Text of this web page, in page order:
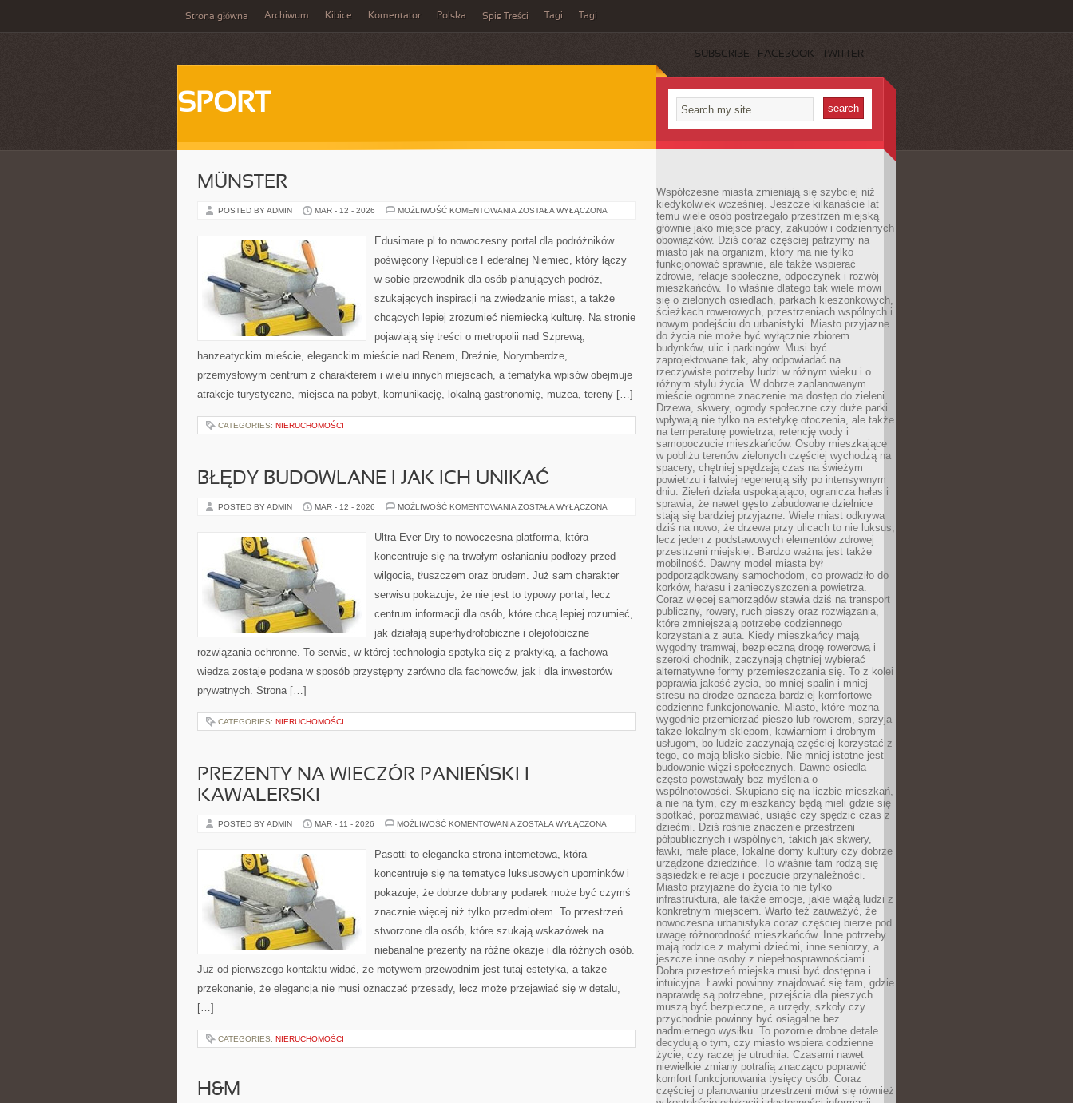
Strona główna Archiwum Kibice Komentator Polska Spis Treści Tagi Tagi
SUBSCRIBE FACEBOOK TWITTER
SPORT
MÜNSTER
POSTED BY ADMIN MAR - 12 - 2026 MOŻLIWOŚĆ KOMENTOWANIA MÜNSTER
ZOSTAŁA WYŁĄCZONA
Edusimare.pl to nowoczesny portal dla podróżników
poświęcony Republice Federalnej Niemiec, który łączy
w sobie przewodnik dla osób planujących podróż,
szukających inspiracji na zwiedzanie miast, a także
chcących lepiej zrozumieć niemiecką kulturę. Na stronie
pojawiają się treści o metropolii nad Szprewą,
hanzeatyckim mieście, eleganckim mieście nad Renem, Dreźnie, Norymberdze,
przemysłowym centrum z charakterem i wielu innych miejscach, a tematyka wpisów obejmuje
atrakcje turystyczne, miejsca na pobyt, komunikację, lokalną gastronomię, muzea, tereny […]
CATEGORIES: NIERUCHOMOŚCI
BŁĘDY BUDOWLANE I JAK ICH UNIKAĆ
POSTED BY ADMIN MAR - 12 - 2026 MOŻLIWOŚĆ KOMENTOWANIA BŁĘDY
JAK
ICH
ZOSTAŁA WYŁĄCZONA
Ultra-Ever Dry to nowoczesna platforma, która
koncentruje się na trwałym osłanianiu podłoży przed
wilgocią, tłuszczem oraz brudem. Już sam charakter
serwisu pokazuje, że nie jest to typowy portal, lecz
centrum informacji dla osób, które chcą lepiej rozumieć,
jak działają superhydrofobiczne i olejofobiczne
rozwiązania ochronne. To serwis, w której technologia spotyka się z praktyką, a fachowa
wiedza zostaje podana w sposób przystępny zarówno dla fachowców, jak i dla inwestorów
prywatnych. Strona […]
CATEGORIES: NIERUCHOMOŚCI
PREZENTY NA WIECZÓR PANIEŃSKI I
KAWALERSKI
POSTED BY ADMIN MAR - 11 - 2026 MOŻLIWOŚĆ KOMENTOWANIA PREZENTY
PANIEŃSKI
I
ZOSTAŁA WYŁĄCZONA
Pasotti to elegancka strona internetowa, która
koncentruje się na tematyce luksusowych upominków i
pokazuje, że dobrze dobrany podarek może być czymś
znacznie więcej niż tylko przedmiotem. To przestrzeń
stworzone dla osób, które szukają wskazówek na
niebanalne prezenty na różne okazje i dla różnych osób.
Już od pierwszego kontaktu widać, że motywem przewodnim jest tutaj estetyka, a także
przekonanie, że elegancja nie musi oznaczać przesady, lecz może przejawiać się w detalu,
[…]
CATEGORIES: NIERUCHOMOŚCI
H&M
Współczesne miasta zmieniają się szybciej niż
kiedykolwiek wcześniej. Jeszcze kilkanaście lat
temu wiele osób postrzegało przestrzeń miejską
głównie jako miejsce pracy, zakupów i codziennych
obowiązków. Dziś coraz częściej patrzymy na
miasto jak na organizm, który ma nie tylko
funkcjonować sprawnie, ale także wspierać
zdrowie, relacje społeczne, odpoczynek i rozwój
mieszkańców. To właśnie dlatego tak wiele mówi
się o zielonych osiedlach, parkach kieszonkowych,
ścieżkach rowerowych, przestrzeniach wspólnych i
nowym podejściu do urbanistyki. Miasto przyjazne
do życia nie może być wyłącznie zbiorem
budynków, ulic i parkingów. Musi być
zaprojektowane tak, aby odpowiadać na
rzeczywiste potrzeby ludzi w różnym wieku i o
różnym stylu życia. W dobrze zaplanowanym
mieście ogromne znaczenie ma dostęp do zieleni.
Drzewa, skwery, ogrody społeczne czy duże parki
wpływają nie tylko na estetykę otoczenia, ale także
na temperaturę powietrza, retencję wody i
samopoczucie mieszkańców. Osoby mieszkające
w pobliżu terenów zielonych częściej wychodzą na
spacery, chętniej spędzają czas na świeżym
powietrzu i łatwiej regenerują siły po intensywnym
dniu. Zieleń działa uspokajająco, ogranicza hałas i
sprawia, że nawet gęsto zabudowane dzielnice
stają się bardziej przyjazne. Wiele miast odkrywa
dziś na nowo, że drzewa przy ulicach to nie luksus,
lecz jeden z podstawowych elementów zdrowej
przestrzeni miejskiej. Bardzo ważna jest także
mobilność. Dawny model miasta był
podporządkowany samochodom, co prowadziło do
korków, hałasu i zanieczyszczenia powietrza.
Coraz więcej samorządów stawia dziś na transport
publiczny, rowery, ruch pieszy oraz rozwiązania,
które zmniejszają potrzebę codziennego
korzystania z auta. Kiedy mieszkańcy mają
wygodny tramwaj, bezpieczną drogę rowerową i
szeroki chodnik, zaczynają chętniej wybierać
alternatywne formy przemieszczania się. To z kolei
poprawia jakość życia, bo mniej spalin i mniej
stresu na drodze oznacza bardziej komfortowe
codzienne funkcjonowanie. Miasto, które można
wygodnie przemierzać pieszo lub rowerem, sprzyja
także lokalnym sklepom, kawiarniom i drobnym
usługom, bo ludzie zaczynają częściej korzystać z
tego, co mają blisko siebie. Nie mniej istotne jest
budowanie więzi społecznych. Dawne osiedla
często powstawały bez myślenia o
wspólnotowości. Skupiano się na liczbie mieszkań,
a nie na tym, czy mieszkańcy będą mieli gdzie się
spotkać, porozmawiać, usiąść czy spędzić czas z
dziećmi. Dziś rośnie znaczenie przestrzeni
półpublicznych i wspólnych, takich jak skwery,
ławki, małe place, lokalne domy kultury czy dobrze
urządzone dziedzińce. To właśnie tam rodzą się
sąsiedzkie relacje i poczucie przynależności.
Miasto przyjazne do życia to nie tylko
infrastruktura, ale także emocje, jakie wiążą ludzi z
konkretnym miejscem. Warto też zauważyć, że
nowoczesna urbanistyka coraz częściej bierze pod
uwagę różnorodność mieszkańców. Inne potrzeby
mają rodzice z małymi dziećmi, inne seniorzy, a
jeszcze inne osoby z niepełnosprawnościami.
Dobra przestrzeń miejska musi być dostępna i
intuicyjna. Ławki powinny znajdować się tam, gdzie
naprawdę są potrzebne, przejścia dla pieszych
muszą być bezpieczne, a urzędy, szkoły czy
przychodnie powinny być osiągalne bez
nadmiernego wysiłku. To pozornie drobne detale
decydują o tym, czy miasto wspiera codzienne
życie, czy raczej je utrudnia. Czasami nawet
niewielkie zmiany potrafią znacząco poprawić
komfort funkcjonowania tysięcy osób. Coraz
częściej o planowaniu przestrzeni mówi się również